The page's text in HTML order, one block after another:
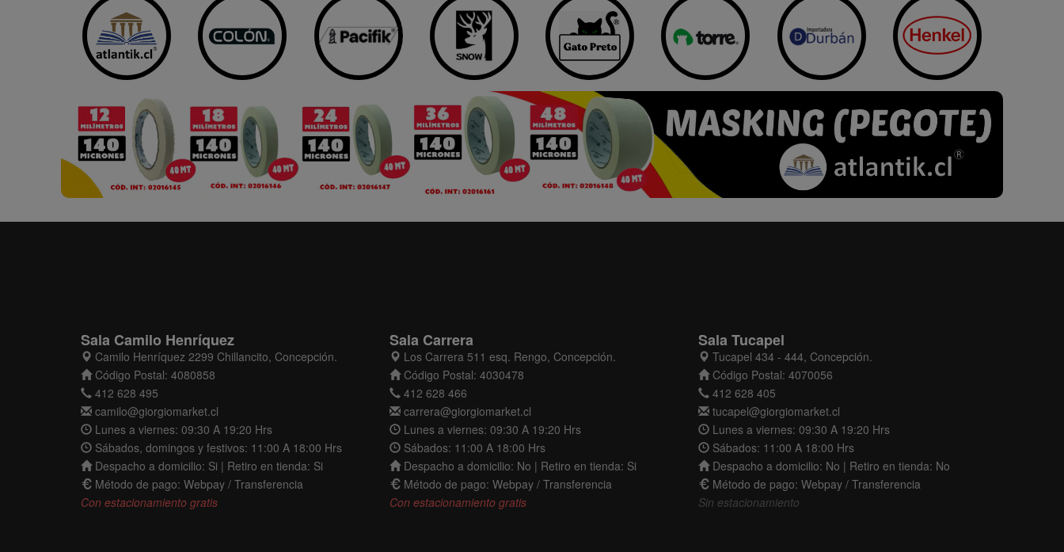
Sala Camilo Henríquez
Camilo Henríquez 2299 Chillancito, Concepción.
Código Postal: 4080858
412 628 495
camilo@giorgiomarket.cl
Lunes a viernes: 09:30 A 19:20 Hrs
Sábados, domingos y festivos: 11:00 A 18:00 Hrs
Despacho a domicilio: Si | Retiro en tienda: Si
Método de pago: Webpay / Transferencia
Con estacionamiento gratis
Sala Carrera
Los Carrera 511 esq. Rengo, Concepción.
Código Postal: 4030478
412 628 466
carrera@giorgiomarket.cl
Lunes a viernes: 09:30 A 19:20 Hrs
Sábados: 11:00 A 18:00 Hrs
Despacho a domicilio: No | Retiro en tienda: Si
Método de pago: Webpay / Transferencia
Con estacionamiento gratis
Sala Tucapel
Tucapel 434 - 444, Concepción.
Código Postal: 4070056
412 628 405
tucapel@giorgiomarket.cl
Lunes a viernes: 09:30 A 19:20 Hrs
Sábados: 11:00 A 18:00 Hrs
Despacho a domicilio: No | Retiro en tienda: No
Método de pago: Webpay / Transferencia
Sin estacionamiento